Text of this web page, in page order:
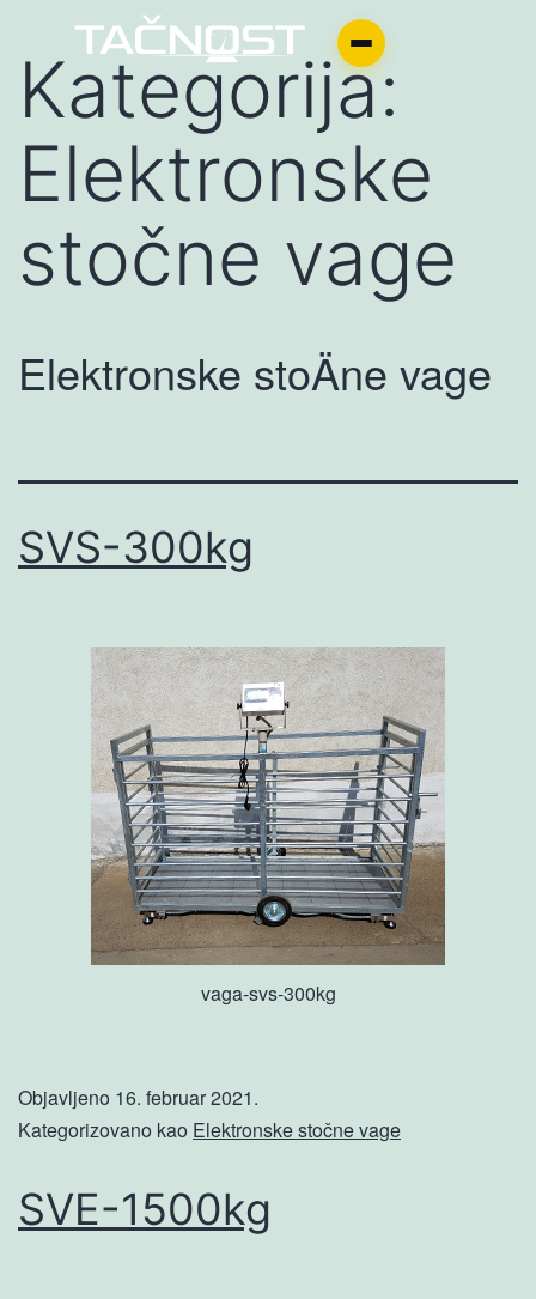
Kategorija:
Elektronske
stočne vage
Elektronske stoÄne vage
SVS-300kg
vaga-svs-300kg
Objavljeno 16. februar 2021.
Kategorizovano kao Elektronske stočne vage
SVE-1500kg